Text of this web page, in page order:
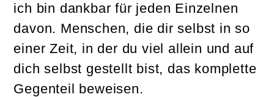
ich bin dankbar für jeden Einzelnen
davon. Menschen, die dir selbst in so
einer Zeit, in der du viel allein und auf
dich selbst gestellt bist, das komplette
Gegenteil beweisen.